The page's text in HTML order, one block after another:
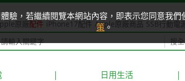
驗，若繼續閱覽本網站內容，即表示您同意我
策。
原廠配件 iPhone17配件 Apple原廠商品 SSB行動電
| 日用生活 |